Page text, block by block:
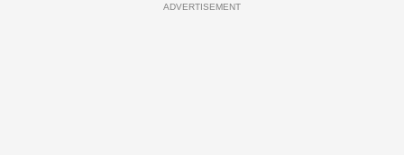
ADVERTISEMENT